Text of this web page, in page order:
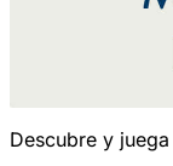
Descubre y